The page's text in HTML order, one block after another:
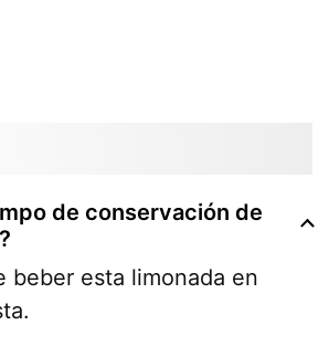
de conservación de
beber esta limonada en